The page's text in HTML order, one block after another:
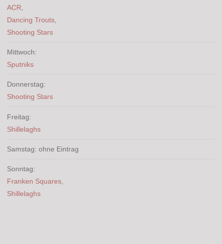
ACR
Dancing Trouts
Shooting Stars
Mittwoch:
Sputniks
Donnerstag:
Shooting Stars
Freitag:
Shillelaghs
Samstag: ohne Eintrag
Sonntag:
Franken Squares,
Shillelaghs